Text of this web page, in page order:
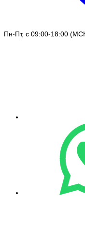
Пн-Пт, с 09:00-18:00